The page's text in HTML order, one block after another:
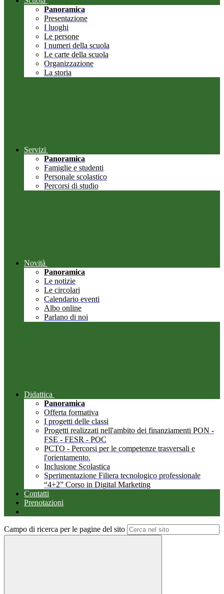
Panoramica
Presentazione
I luoghi
Le persone
I numeri della scuola
Le carte della scuola
Organizzazione
La storia
Servizi
Panoramica
Famiglie e studenti
Personale scolastico
Percorsi di studio
Novità
Panoramica
Le notizie
Le circolari
Calendario eventi
Albo online
Parlano di noi
Didattica
Panoramica
Offerta formativa
I progetti delle classi
Progetti realizzati nell'ambito dei finanziamenti PON -
FSE - FESR - POC
PCTO - Percorsi per le competenze trasversali e
l'orientamento.
Inclusione Scolastica
Sperimentazione Filiera tecnologico professionale
“4+2” Corso in Digital Marketing
Contatti
Prenotazioni
Campo di ricerca per le pagine del sito